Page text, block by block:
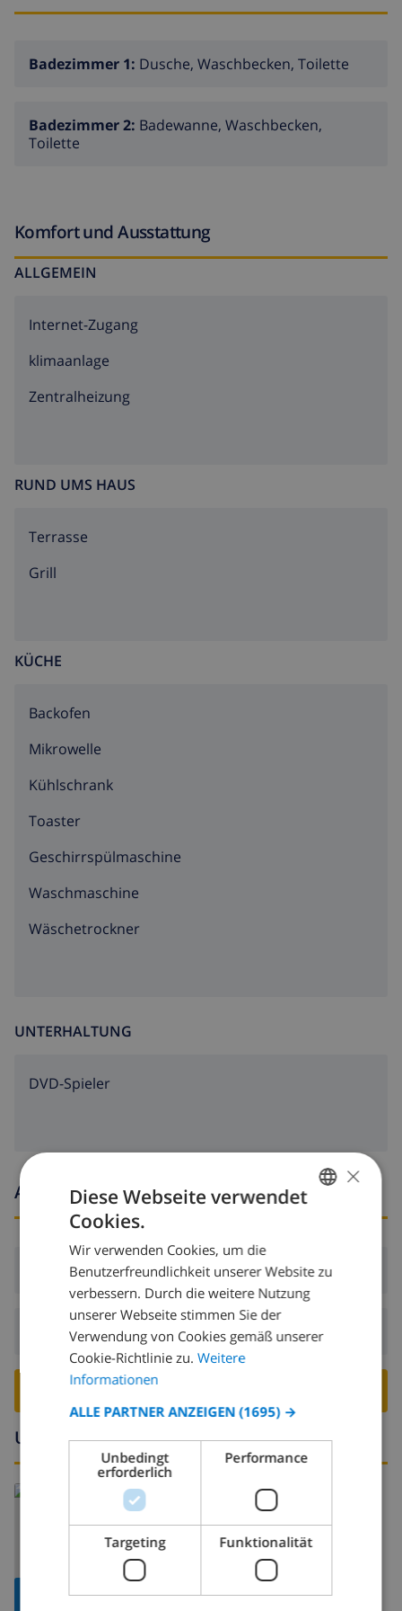
Badezimmer 1: Dusche, Waschbecken, Toilette
Badezimmer 2: Badewanne, Waschbecken,
Toilette
Komfort und Ausstattung
ALLGEMEIN
Internet-Zugang
klimaanlage
Zentralheizung
RUND UMS HAUS
Terrasse
Grill
KÜCHE
Backofen
Mikrowelle
Kühlschrank
Toaster
Geschirrspülmaschine
Waschmaschine
Wäschetrockner
UNTERHALTUNG
DVD-Spieler
Ankunfts- und abfahrtszeiten
Ankunft:Ab 14:00 vor 19:00
Abreise:Vor: 10:00
VILLA BUCHEN ›
Umgebung
KARTE
Lesen Sie mehr über:
DUTCH
SPANISH
GERMAN
ITALIAN
DANISH
×
Diese Webseite verwendet
Cookies.
Wir verwenden Cookies, um die
Benutzerfreundlichkeit unserer Website zu
verbessern. Durch die weitere Nutzung
unserer Webseite stimmen Sie der
Verwendung von Cookies gemäß unserer
Cookie-Richtlinie zu. Weitere
Informationen
ALLE PARTNER ANZEIGEN (1695) →
Unbedingt
erforderlich
Performance
Targeting Funktionalität